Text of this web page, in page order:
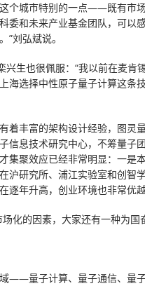
个城市特别的一点——既有市
委和未来产业基金团队，可以
”刘弘斌说。
兴生也很佩服：“我以前在麦
海选择中性原子量子计算这条
着丰富的架构设计经验，图灵
信息技术研究中心，不筹量
集聚效应已经非常明显：一是
沪研究所、浦江实验室和创智
逐年升高，创业环境也非常优越
化的因素，大家还有一种为国
——量子计算、量子通信、量子